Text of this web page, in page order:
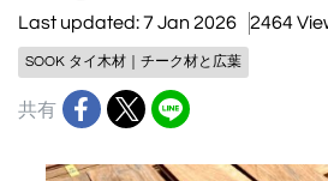
Last updated: 7 Jan 2026 2464
SOOK タイ木材｜チーク材と広葉
共有